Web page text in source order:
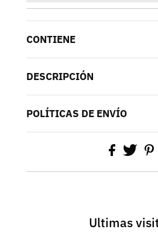
CONTIENE
DESCRIPCIÓN
POLÍTICAS DE ENVÍO
Ultimas